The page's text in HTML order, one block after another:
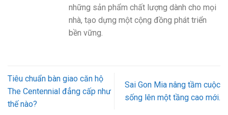
những sản phẩm chất lượng dành cho mọi
nhà, tạo dựng một cộng đồng phát triển
bền vững.
Tiêu chuẩn bàn giao căn hộ
The Centennial đẳng cấp như
thế nào?
Sai Gon Mia nâng tầm cuộc
sống lên một tầng cao mới.